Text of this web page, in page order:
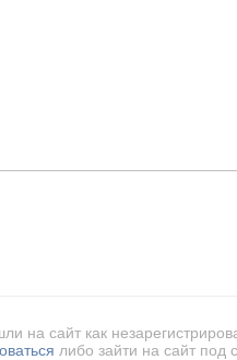
на сайт как
либо зайти на сайт